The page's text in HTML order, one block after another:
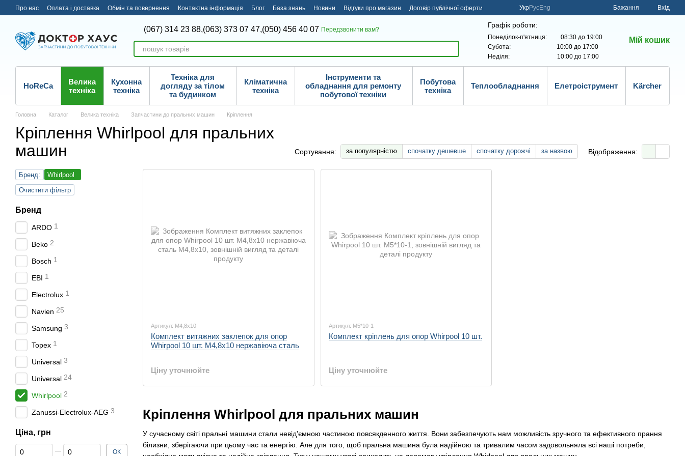
Перейти до основного контенту
Про нас Оплата і доставка Обмін та повернення Контактна інформація Блог База знань Новини Відгуки про магазин Договір публічної оферти УкрРусEng Бажання Вхід
(067) 314 23 88,(063) 373 07 47,(050) 456 40 07 Передзвонити вам?
Графік роботи:
Понеділок-п'ятниця: 08:30 до 19:00
Субота: 10:00 до 17:00
Неділя: 10:00 до 17:00
Мій кошик
HoReCa
Велика
техніка
Кухонна
техніка
Техніка для
догляду за тілом
та будинком
Кліматична
техніка
Інструменти та
обладнання для ремонту
побутової техніки
Побутова
техніка
Теплообладнання Елетроіструмент Kärcher
Головна Каталог Велика техніка Запчастини до пральних машин Кріплення
Кріплення Whirlpool для пральних
машин
Сортування: за популярністю спочатку дешевше спочатку дорожчі за назвою Відображення:
Кріплення Whirlpool для пральних машин
У сучасному світі пральні машини стали невід'ємною частиною повсякденного життя. Вони забезпечують нам можливість зручного та ефективного прання
білизни, зберігаючи при цьому час та енергію. Але для того, щоб пральна машина була надійною та тривалим часом задовольняла всі наші потреби,
Артикул: M4,8x10
Комплект витяжних заклепок для опор
Whirpool 10 шт. M4,8x10 нержавіюча сталь
Ціну уточнюйте
Артикул: М5*10-1
Комплект кріплень для опор Whirpool 10 шт.
Ціну уточнюйте
Бренд:
Whirlpool
Очистити фільтр
Бренд
ARDO 1
Beko 2
Bosch 1
EBI 1
Electrolux 1
Navien 25
Samsung 3
Topex 1
Universal 3
Universal 24
Whirlpool 2
Zanussi-Electrolux-AEG 3
Ціна, грн
Від Ціна, грн
До Ціна, грн ОК